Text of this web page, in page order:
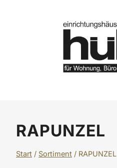
RAPUNZEL
Start / Sortiment / RAPUNZEL